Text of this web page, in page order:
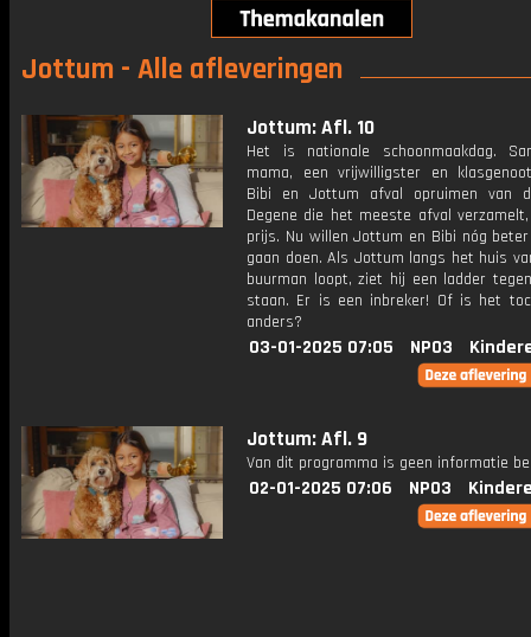
Jottum - Alle afleveringen
Jottum: Afl. 10
Het is nationale schoonmaakdag.
mama, een vrijwilligster en
Bibi en Jottum afval opruimen van
Degene die het meeste afval
prijs. Nu willen Jottum en Bibi nóg
gaan doen. Als Jottum langs het huis
buurman loopt, ziet hij een ladder
staan. Er is een inbreker! Of is het
anders?
03-01-2025 07:05 NPO3
Jottum: Afl. 9
Van dit programma is geen informatie
02-01-2025 07:06 NPO3